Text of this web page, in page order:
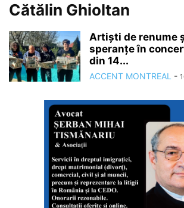
Cătălin Ghioltan
Artiști de renume
speranțe în
din 14...
ACCENT MONTREAL -